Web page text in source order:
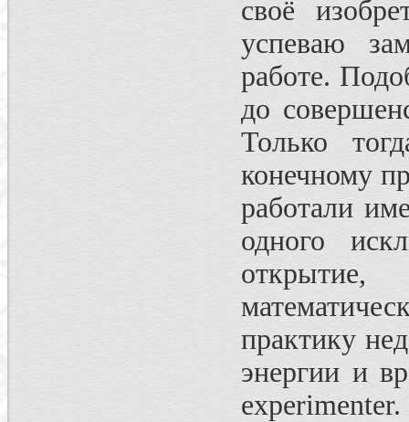
своё
успеваю
работе.
до
Только
конечному
работали
одного
практику
энергии и